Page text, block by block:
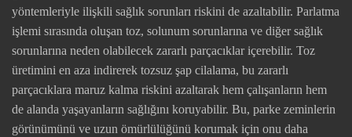
yöntemleriyle ilişkili sağlık sorunları riskini de azaltabilir. Parlatma
işlemi sırasında oluşan toz, solunum sorunlarına ve diğer sağlık
sorunlarına neden olabilecek zararlı parçacıklar içerebilir. Toz
üretimini en aza indirerek tozsuz şap cilalama, bu zararlı
parçacıklara maruz kalma riskini azaltarak hem çalışanların hem
de alanda yaşayanların sağlığını koruyabilir. Bu, parke zeminlerin
görünümünü ve uzun ömürlülüğünü korumak için onu daha